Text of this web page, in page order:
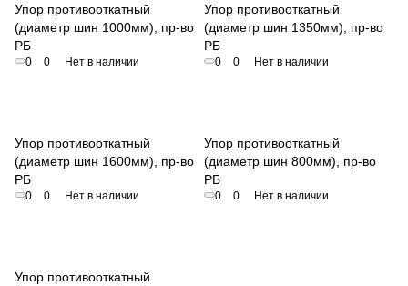
Упор противооткатный
(диаметр шин 1000мм), пр-во
РБ
0 0 Нет в наличии
Упор противооткатный
(диаметр шин 1350мм), пр-во
РБ
0 0 Нет в наличии
Упор противооткатный
(диаметр шин 1600мм), пр-во
РБ
0 0 Нет в наличии
Упор противооткатный
(диаметр шин 800мм), пр-во
РБ
0 0 Нет в наличии
Упор противооткатный